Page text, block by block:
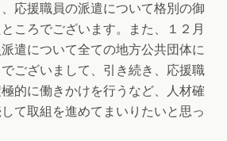
応援職員の派遣について格別の御
ころでございます。また、１２月
遣について全ての地方公共団体に
ございまして、引き続き、応援職
的に働きかけを行うなど、人材確
て取組を進めてまいりたいと思っ